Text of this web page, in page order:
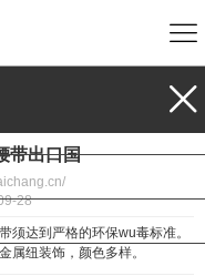
带出口国
28
须达到严格的环保wu毒标准。
属纽装饰，颜色多样。